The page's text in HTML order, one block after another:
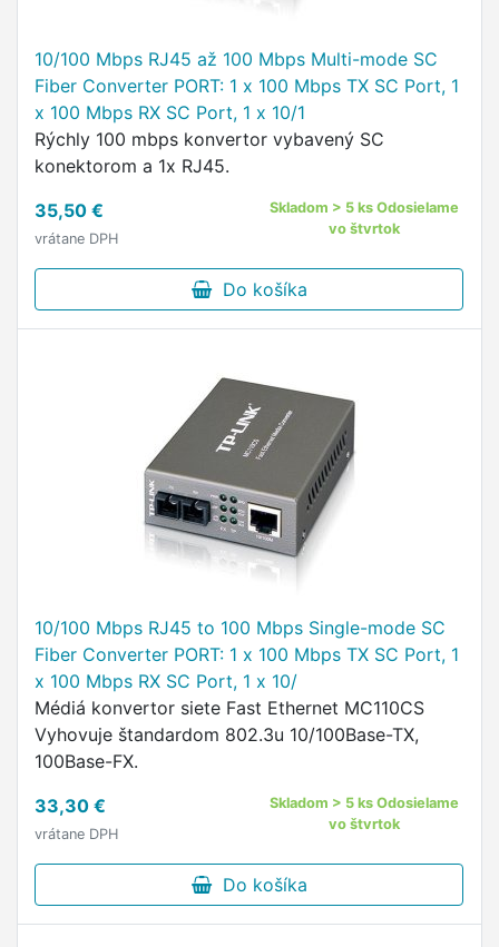
10/100 Mbps RJ45 až 100 Mbps Multi-mode SC
Fiber Converter PORT: 1 x 100 Mbps TX SC Port, 1
x 100 Mbps RX SC Port, 1 x 10/1
Rýchly 100 mbps konvertor vybavený SC
konektorom a 1x RJ45.
35,50 €
vrátane DPH
Skladom > 5 ks Odosielame
vo štvrtok
Do košíka
10/100 Mbps RJ45 to 100 Mbps Single-mode SC
Fiber Converter PORT: 1 x 100 Mbps TX SC Port, 1
x 100 Mbps RX SC Port, 1 x 10/
Médiá konvertor siete Fast Ethernet MC110CS
Vyhovuje štandardom 802.3u 10/100Base-TX,
100Base-FX.
33,30 €
vrátane DPH
Skladom > 5 ks Odosielame
vo štvrtok
Do košíka